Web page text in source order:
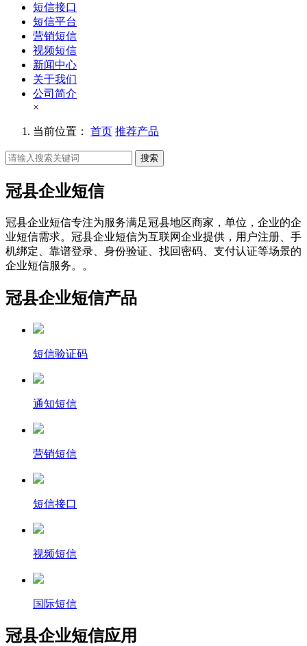
短信接口
短信平台
营销短信
视频短信
新闻中心
关于我们
公司简介
×
当前位置： 首页 推荐产品
搜索
冠县企业短信
冠县企业短信专注为服务满足冠县地区商家，单位，企业的企
业短信需求。冠县企业短信为互联网企业提供，用户注册、手
机绑定、靠谱登录、身份验证、找回密码、支付认证等场景的
企业短信服务。。
冠县企业短信产品
短信验证码
通知短信
营销短信
短信接口
视频短信
国际短信
冠县企业短信应用